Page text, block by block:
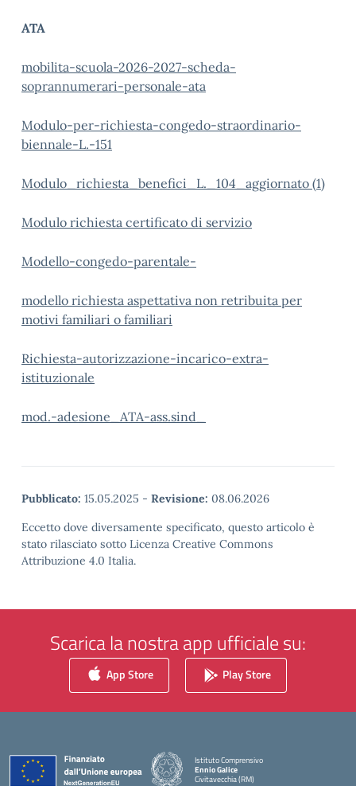
ATA
mobilita-scuola-2026-2027-scheda-
soprannumerari-personale-ata
Modulo-per-richiesta-congedo-straordinario-
biennale-L.-151
Modulo_richiesta_benefici_L._104_aggiornato (1)
Modulo richiesta certificato di servizio
Modello-congedo-parentale-
modello richiesta aspettativa non retribuita per
motivi familiari o familiari
Richiesta-autorizzazione-incarico-extra-
istituzionale
mod.-adesione_ATA-ass.sind_
Pubblicato: 15.05.2025 - Revisione: 08.06.2026
Eccetto dove diversamente specificato, questo articolo è
stato rilasciato sotto Licenza Creative Commons
Attribuzione 4.0 Italia.
Scarica la nostra app ufficiale su:
App Store Play Store
Istituto Comprensivo
Ennio Galice
Civitavecchia (RM)